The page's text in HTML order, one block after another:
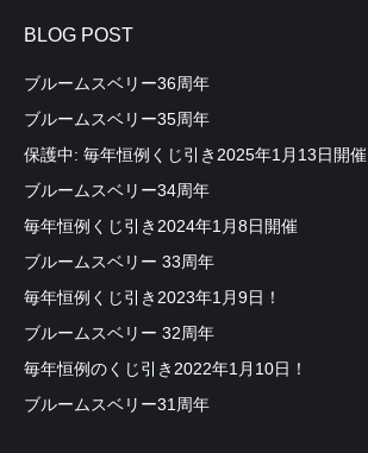
BLOG POST
ブルームスベリー36周年
ブルームスベリー35周年
保護中: 毎年恒例くじ引き2025年1月13日開催
ブルームスベリー34周年
毎年恒例くじ引き2024年1月8日開催
ブルームスベリー 33周年
毎年恒例くじ引き2023年1月9日！
ブルームスベリー 32周年
毎年恒例のくじ引き2022年1月10日！
ブルームスベリー31周年